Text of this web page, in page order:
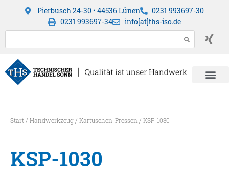
Pierbusch 24-30 • 44536 Lünen
0231 993697-30
0231 993697-34
info[at]ths-iso.de
Start/ Handwerkzeug/ Kartuschen-Pressen / KSP-1030
KSP-1030